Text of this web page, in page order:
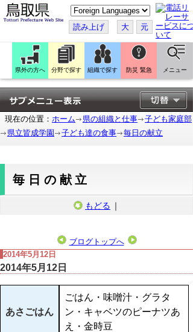
こ
の
ペ
ー
ジ
翻
訳
す
る
読み上げ 大 元
県外の方へ 分野で探す 組織で探す 防災 緊急 メニュー
現在の位置： ホーム 県の組織と仕事
子ども家庭部
県立皆成学園
子ども達の食事 毎日の献立
毎日の献立
もどる ｜
ブログトップへ
2014年5月12日
2014年5月12日
あさごはん
ごはん・味噌汁・グラタ
ン・キャベツのピーナツあ
え・金時豆